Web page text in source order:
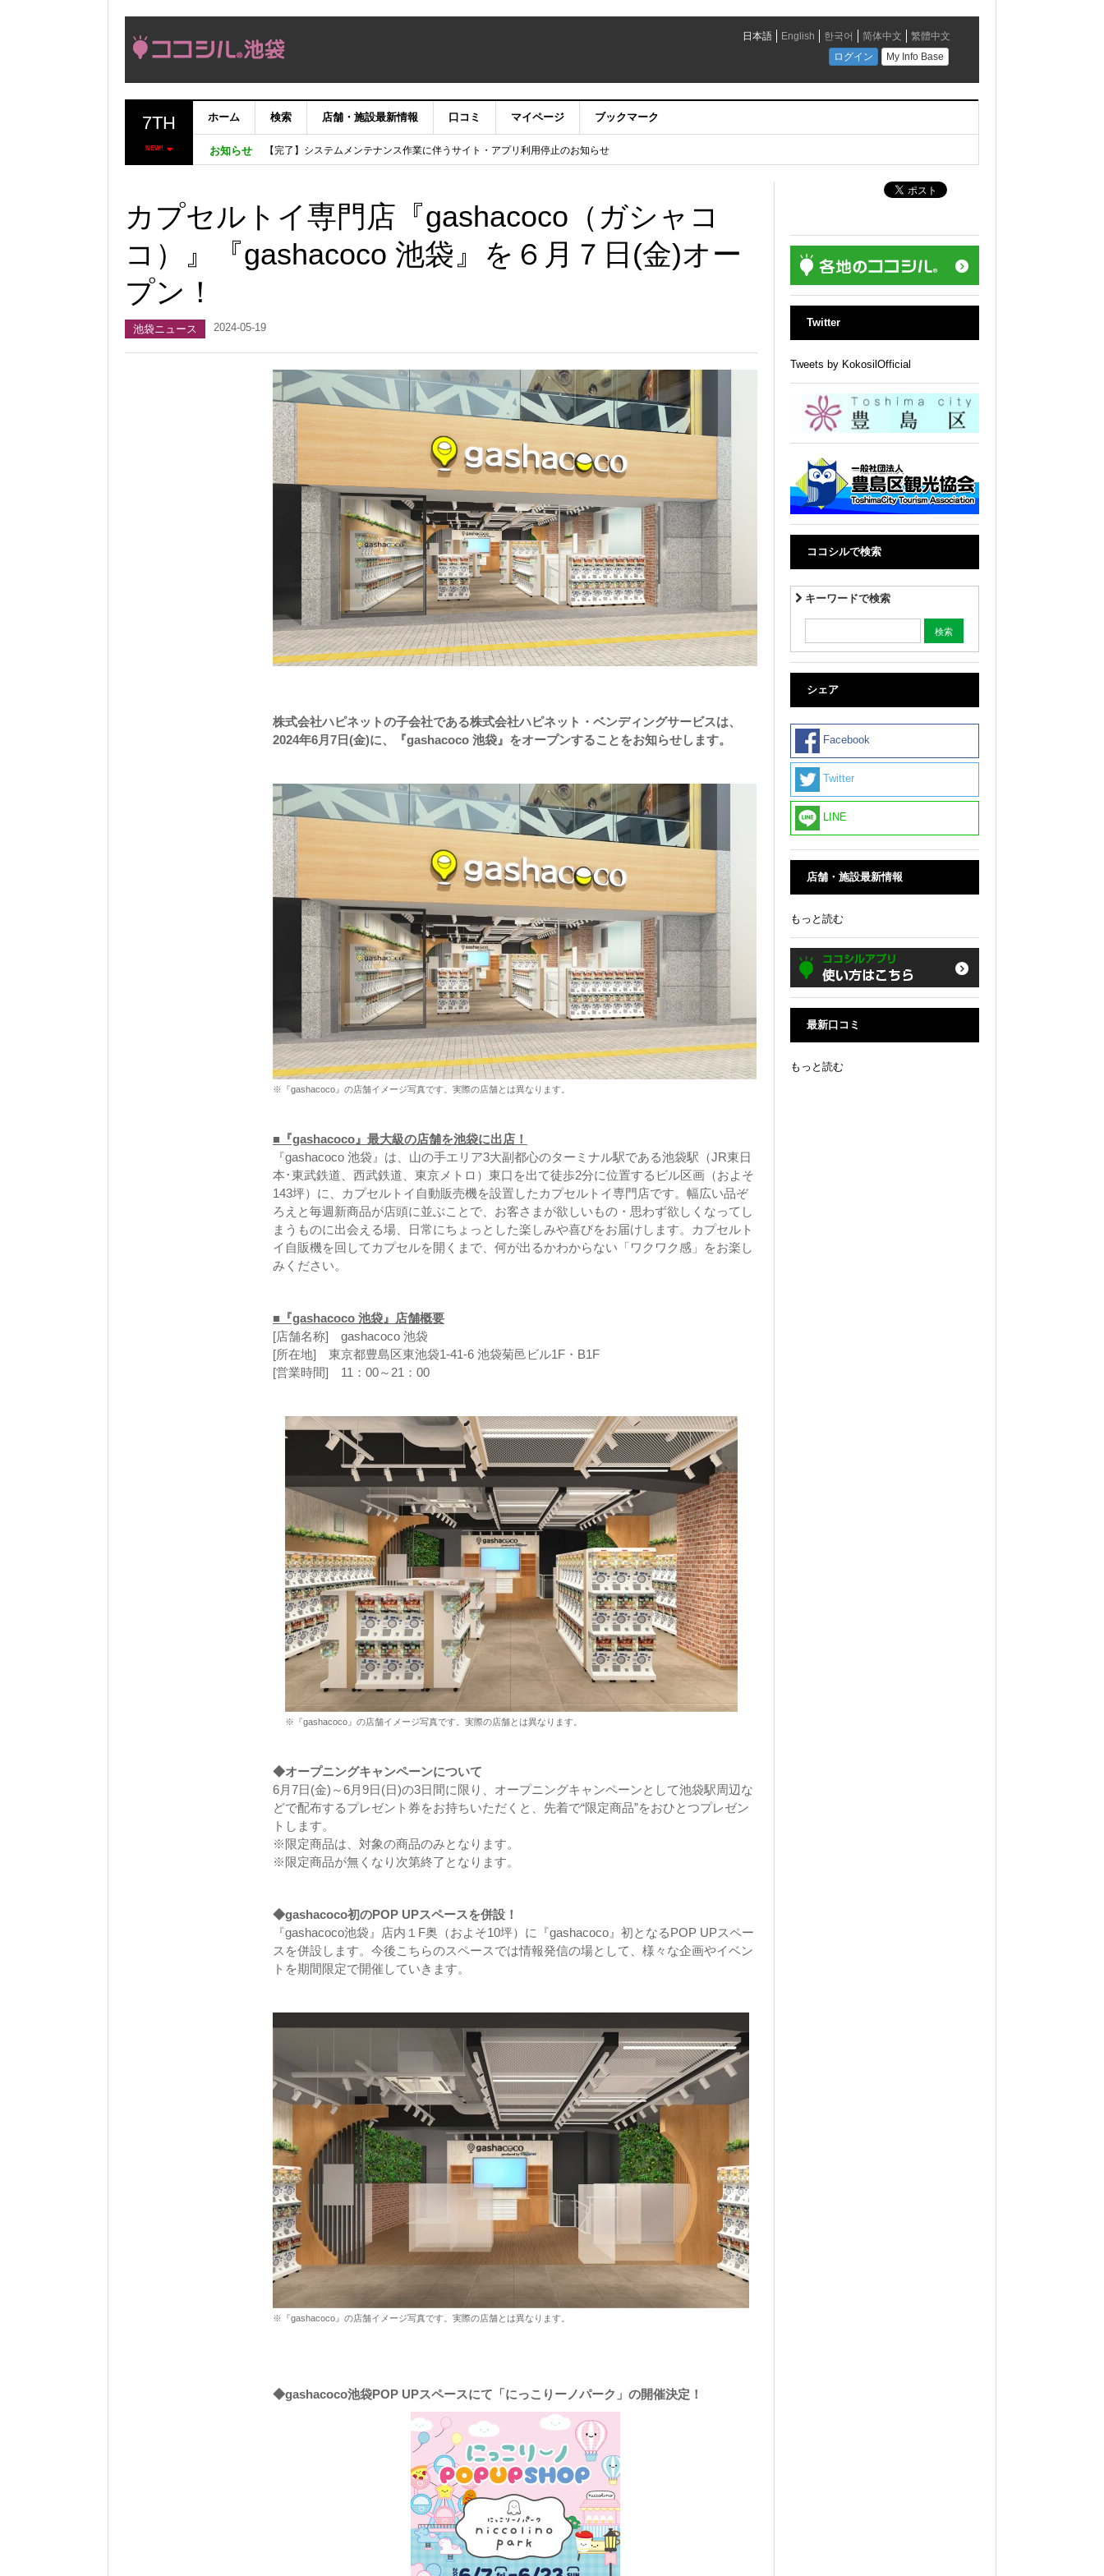
7TH
NEW!
ホーム 検索 店舗・施設最新情報 口コミ マイページ ブックマーク
お知らせ
【完了】システムメンテナンス作業に伴うサイト・アプリ利用停止のお知らせ
【重要：9月5日（火）22時】ココシル：アカウントサービス移行のお知らせ
「いま、困っている店舗の皆様を応援させていただきたい！」
カプセルトイ専門店『gashacoco（ガシャコ
コ）』『gashacoco 池袋』を６月７日(金)オー
プン！
池袋ニュース 2024-05-19
株式会社ハピネットの子会社である株式会社ハピネット・ベンディングサービスは、
2024年6月7日(金)に、『gashacoco 池袋』をオープンすることをお知らせします。
※『gashacoco』の店舗イメージ写真です。実際の店舗とは異なります。
■『gashacoco』最大級の店舗を池袋に出店！
『gashacoco 池袋』は、山の手エリア3大副都心のターミナル駅である池袋駅（JR東日
本･東武鉄道、西武鉄道、東京メトロ）東口を出て徒歩2分に位置するビル区画（およそ
143坪）に、カプセルトイ自動販売機を設置したカプセルトイ専門店です。幅広い品ぞ
ろえと毎週新商品が店頭に並ぶことで、お客さまが欲しいもの・思わず欲しくなってし
まうものに出会える場、日常にちょっとした楽しみや喜びをお届けします。カプセルト
イ自販機を回してカプセルを開くまで、何が出るかわからない「ワクワク感」をお楽し
みください。
■『gashacoco 池袋』店舗概要
[店舗名称] gashacoco 池袋
[所在地] 東京都豊島区東池袋1-41-6 池袋菊邑ビル1F・B1F
[営業時間] 11：00～21：00
※『gashacoco』の店舗イメージ写真です。実際の店舗とは異なります。
◆オープニングキャンペーンについて
6月7日(金)～6月9日(日)の3日間に限り、オープニングキャンペーンとして池袋駅周辺な
どで配布するプレゼント券をお持ちいただくと、先着で“限定商品”をおひとつプレゼン
トします。
※限定商品は、対象の商品のみとなります。
※限定商品が無くなり次第終了となります。
◆gashacoco初のPOP UPスペースを併設！
『gashacoco池袋』店内１F奥（およそ10坪）に『gashacoco』初となるPOP UPスペー
スを併設します。今後こちらのスペースでは情報発信の場として、様々な企画やイベン
トを期間限定で開催していきます。
※『gashacoco』の店舗イメージ写真です。実際の店舗とは異なります。
◆gashacoco池袋POP UPスペースにて「にっこりーノパーク」の開催決定！
Twitter
Tweets by KokosilOfficial
ココシルで検索
キーワードで検索
シェア
Facebook
Twitter
LINE
店舗・施設最新情報
もっと読む
最新口コミ
もっと読む